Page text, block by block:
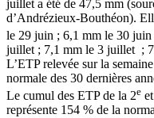
juillet a été de 47,5 mm
d’Andrézieux-Bouthéon).
le 29 juin ; 6,1 mm le 30 juin
juillet ; 7,1 mm le 3 juillet ;
L’ETP relevée sur la
normale des 30 dernières
Le cumul des ETP de la 2e
représente 154 % de la